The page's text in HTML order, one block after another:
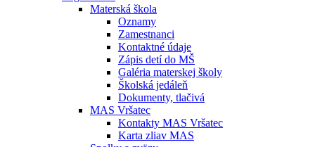
Materská škola
Oznamy
Zamestnanci
Kontaktné údaje
Zápis detí do MŠ
Galéria materskej školy
Školská jedáleň
Dokumenty, tlačivá
MAS Vršatec
Kontakty MAS Vršatec
Karta zliav MAS